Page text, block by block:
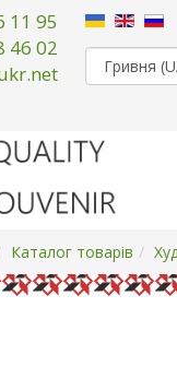
11 95
46 02
Каталог товарів